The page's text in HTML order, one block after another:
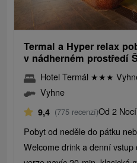
Termal a Hyper relax
v nádherném prostředí
Hotel Termál ★★★
Vyhne
9,4 (775 recenzí)Od 2 Nocí
Pobyt od neděle do pátku
Welcome drink a denní